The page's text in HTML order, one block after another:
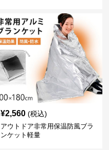
¥2,560 (税込)
アウトドア非常用保温防風ブラ
ンケット軽量